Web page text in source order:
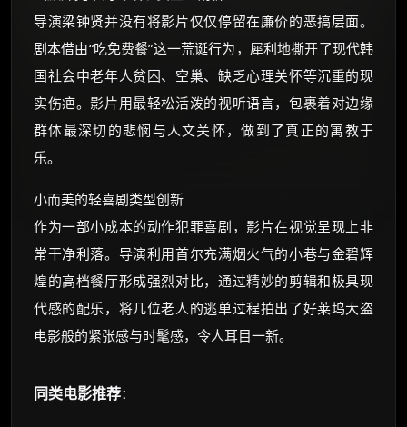
导演梁钟贤并没有将影片仅仅停留在廉价的恶搞层面。
剧本借由“吃免费餐”这一荒诞行为，犀利地撕开了现代韩
国社会中老年人贫困、空巢、缺乏心理关怀等沉重的现
实伤疤。影片用最轻松活泼的视听语言，包裹着对边缘
群体最深切的悲悯与人文关怀，做到了真正的寓教于
乐。
小而美的轻喜剧类型创新
作为一部小成本的动作犯罪喜剧，影片在视觉呈现上非
常干净利落。导演利用首尔充满烟火气的小巷与金碧辉
煌的高档餐厅形成强烈对比，通过精妙的剪辑和极具现
代感的配乐，将几位老人的逃单过程拍出了好莱坞大盗
电影般的紧张感与时髦感，令人耳目一新。
同类电影推荐：